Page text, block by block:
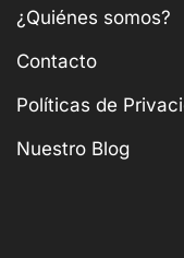
¿Quiénes somos?
Contacto
Políticas de
Nuestro Blog